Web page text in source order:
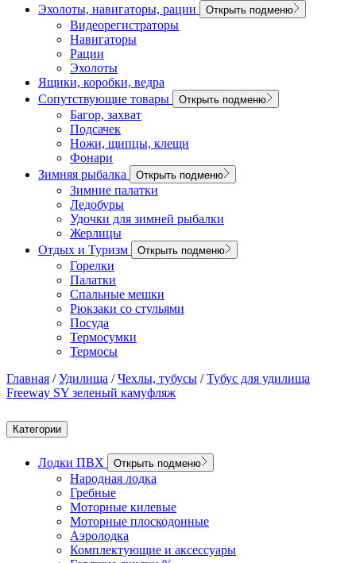
Эхолоты, навигаторы, рации
Открыть подменю
Видеорегистраторы
Навигаторы
Рации
Эхолоты
Ящики, коробки, ведра
Сопутствующие товары
Открыть подменю
Багор, захват
Подсачек
Ножи, щипцы, клещи
Фонари
Зимняя рыбалка
Открыть подменю
Зимние палатки
Ледобуры
Удочки для зимней рыбалки
Жерлицы
Отдых и Туризм
Открыть подменю
Горелки
Палатки
Спальные мешки
Рюкзаки со стульями
Посуда
Термосумки
Термосы
Главная /Удилища /Чехлы, тубусы /Тубус для удилища
Freeway SY зеленый камуфляж
Категории
Лодки ПВХ Открыть подменю
Народная лодка
Гребные
Моторные килевые
Моторные плоскодонные
Аэролодка
Комплектующие и аксессуары